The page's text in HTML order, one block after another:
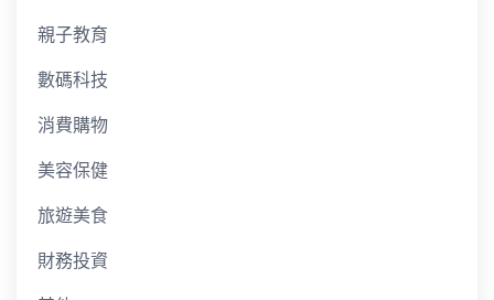
親子教育
數碼科技
消費購物
美容保健
旅遊美食
財務投資